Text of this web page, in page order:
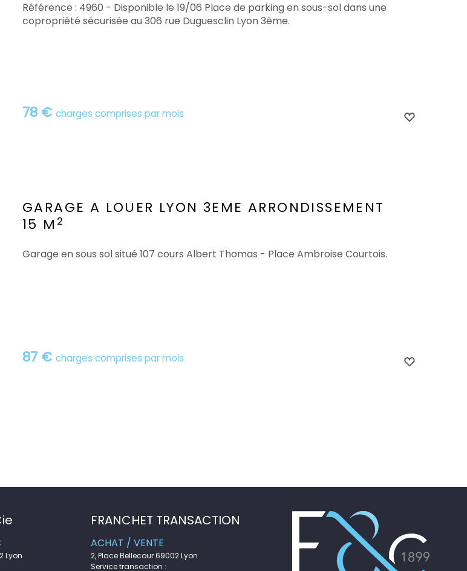
78 € charges comprises par mois
Référence : 4960 - Disponible le 19/06 Place de parking en sous-sol dans une
copropriété sécurisée au 306 rue Duguesclin Lyon 3ème.
GARAGE A LOUER LYON 3EME ARRONDISSEMENT
15 M 2
87 € charges comprises par mois
Garage en sous sol situé 107 cours Albert Thomas - Place Ambroise Courtois.
Lyon
FRANCHET TRANSACTION
ACHAT / VENTE
2, Place Bellecour 69002 Lyon
Service transaction :